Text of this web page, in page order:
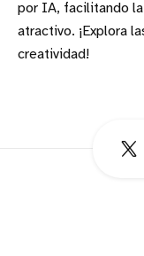
por IA, facilitando
atractivo. ¡Explora
creatividad!